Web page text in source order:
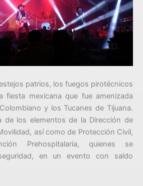
patrios, los fuegos pirotécnicos
fiesta mexicana que fue amenizada
y los Tucanes de Tijuana.
de los elementos de la Dirección de
así como de Protección Civil,
Prehospitalaria, quienes se
en un evento con saldo